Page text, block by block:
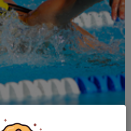
nyheterna på hemsidan. För